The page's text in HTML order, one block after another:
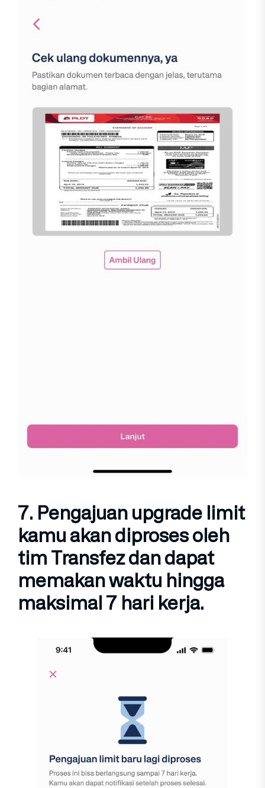
7. Pengajuan upgrade limit
kamu akandiproses oleh
tim Transfezdan dapat
memakan waktu hingga
maksimal 7 hari kerja.